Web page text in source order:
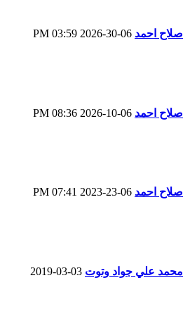
صلاح احمد
03:59 PM
صلاح احمد
08:36 PM
صلاح احمد
07:41 PM
محمد علي جواد وتوت